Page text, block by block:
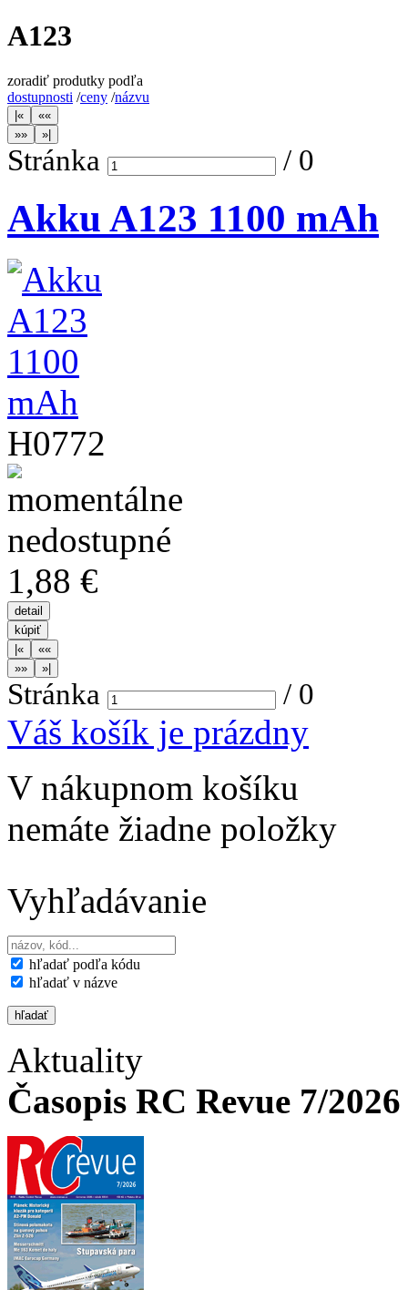
A123
zoradiť produtky podľa
dostupnosti /ceny /názvu
Stránka / 0
Akku A123 1100 mAh
H0772
1,88 €
Stránka / 0
Váš košík je prázdny
V nákupnom košíku
nemáte žiadne položky
Vyhľadávanie
hľadať podľa kódu
hľadať v názve
Aktuality
Časopis RC Revue 7/